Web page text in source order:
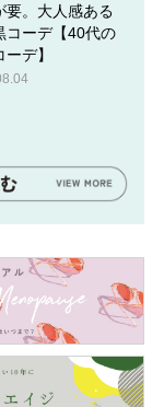
要。大人感ある
コーデ【40代の
デ】